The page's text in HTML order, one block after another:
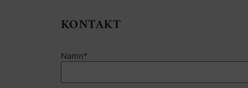
KONTAKT
Namn*